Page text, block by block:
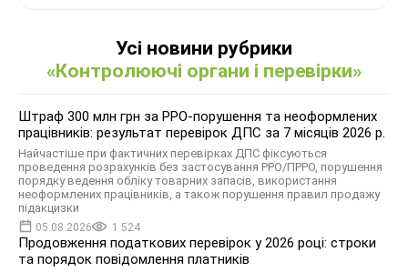
Усі новини рубрики
«Контролюючі органи і перевірки»
Штраф 300 млн грн за РРО-порушення та неоформлених
працівників: результат перевірок ДПС за 7 місяців 2026 р.
Найчастіше при фактичних перевірках ДПС фіксуються
проведення розрахунків без застосування РРО/ПРРО, порушення
порядку ведення обліку товарних запасів, використання
неоформлених працівників, а також порушення правил продажу
підакцизки
05.08.2026 1 524
Продовження податкових перевірок у 2026 році: строки
та порядок повідомлення платників